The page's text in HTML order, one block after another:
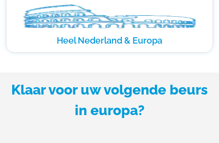
Heel Nederland & Europa
Klaar voor uw volgende beurs
in europa?